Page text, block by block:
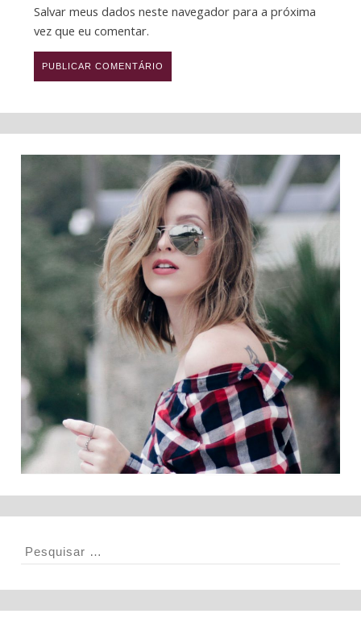
Salvar meus dados neste navegador para a próxima
vez que eu comentar.